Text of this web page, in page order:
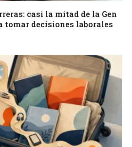
casi la mitad de la Gen
tomar decisiones laborales